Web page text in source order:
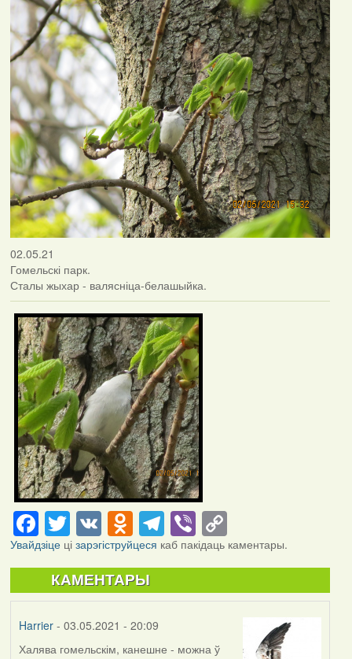
02.05.21
Гомельскі парк.
Сталы жыхар - валясніца-белашыйка.
Фотаздымкі
Facebook
Twitter
VKOdnoklassniki
Telegram
ViberCopy
Link
Увайдзіцеці зарэгіструйцеся каб пакідаць каментары.
КАМЕНТАРЫ
Harrier- 03.05.2021 - 20:09
Халява гомельскім, канешне - можна ў